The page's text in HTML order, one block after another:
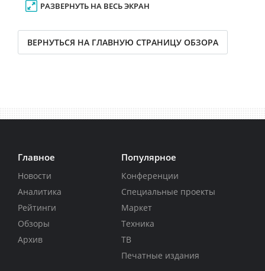
РАЗВЕРНУТЬ НА ВЕСЬ ЭКРАН
ВЕРНУТЬСЯ НА ГЛАВНУЮ СТРАНИЦУ ОБЗОРА
Главное
Новости
Аналитика
Рейтинги
Обзоры
Архив
Популярное
Конференции
Специальные проекты
Маркет
Техника
ТВ
Печатные издания